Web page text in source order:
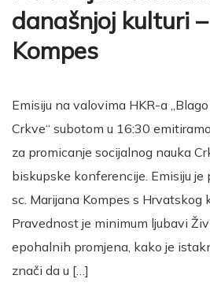
današnjoj kulturi
Kompes
Emisiju na valovima HKR-a
Crkve“ subotom u 16:30
za promicanje socijalnog nauka
biskupske konferencije. Emisiju je
sc. Marijana Kompes s Hrvatskog
Pravednost je minimum ljubavi
epohalnih promjena, kako je
znači da u […]